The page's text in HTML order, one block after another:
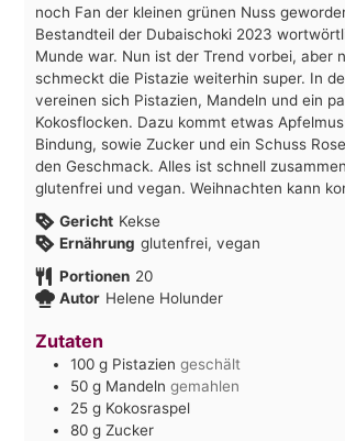
noch Fan der kleinen grünen Nuss
Bestandteil der Dubaischoki 2023
Munde war. Nun ist der Trend vorbei, aber
schmeckt die Pistazie weiterhin super. In
vereinen sich Pistazien, Mandeln und ein
Kokosflocken. Dazu kommt etwas
Bindung, sowie Zucker und ein Schuss
den Geschmack. Alles ist schnell
glutenfrei und vegan. Weihnachten kann
Gericht Kekse
Ernährung glutenfrei, vegan
Portionen 20
Autor Helene Holunder
Zutaten
100 g Pistazien geschält
50 g Mandeln gemahlen
25 g Kokosraspel
80 g Zucker